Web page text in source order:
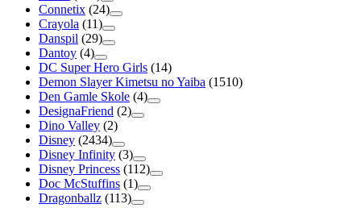
Connetix (24)
Crayola (11)
Danspil (29)
Dantoy (4)
DC Super Hero Girls (14)
Demon Slayer Kimetsu no Yaiba (1510)
Den Gamle Skole (4)
DesignaFriend (2)
Dino Valley (2)
Disney (2434)
Disney Infinity (3)
Disney Princess (112)
Doc McStuffins (1)
Dragonballz (113)